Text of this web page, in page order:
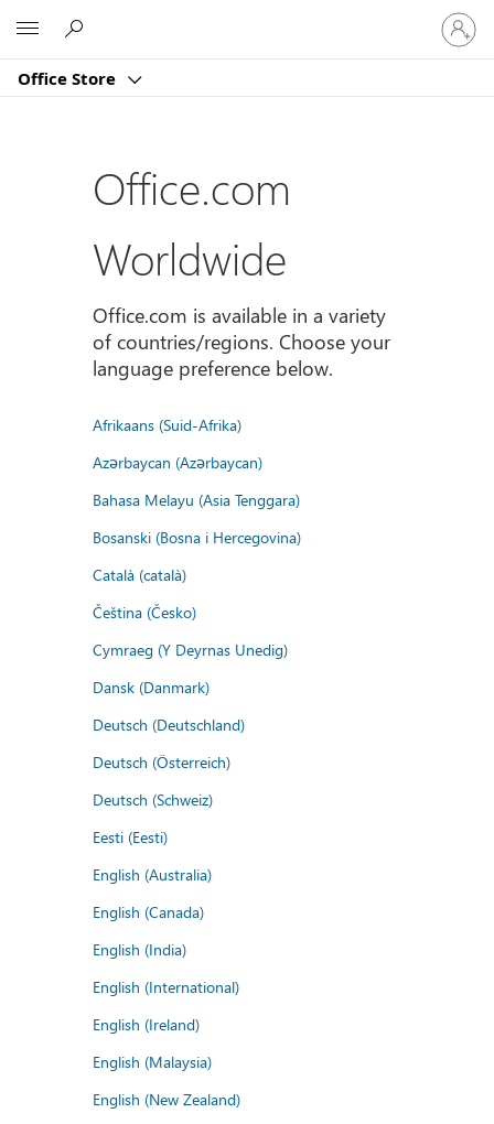
Office Store
Sign
in
to
account
Office.com
Worldwide
Office.com is available in a variety
of countries/regions. Choose your
language preference below.
Afrikaans (Suid-Afrika)
Azərbaycan (Azərbaycan)
Bahasa Melayu (Asia Tenggara)
Bosanski (Bosna i Hercegovina)
Català (català)
Čeština (Česko)
Cymraeg (Y Deyrnas Unedig)
Dansk (Danmark)
Deutsch (Deutschland)
Deutsch (Österreich)
Deutsch (Schweiz)
Eesti (Eesti)
English (Australia)
English (Canada)
English (India)
English (International)
English (Ireland)
English (Malaysia)
English (New Zealand)